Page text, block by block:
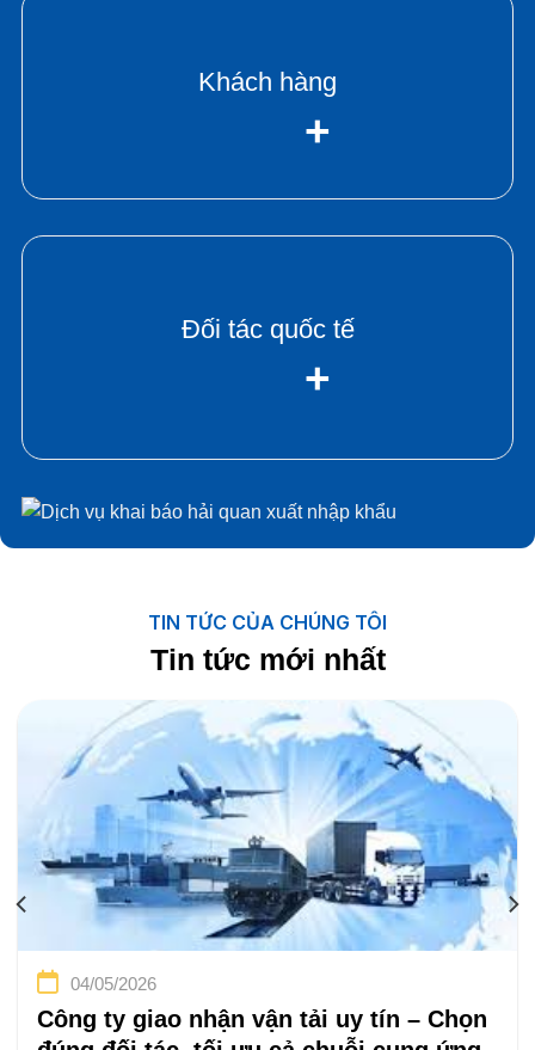
Khách hàng
+
Đối tác quốc tế
+
TIN TỨC CỦA CHÚNG TÔI
Tin tức mới nhất
Công ty giao nhận vận tải uy tín – Chọn
04/05/2026